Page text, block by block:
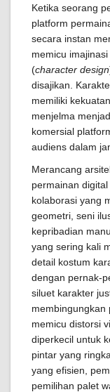
Ketika seorang
platform
secara instan
memicu
(character design
disajikan.
memiliki
menjelma
komersial
audiens dalam
Merancang
permainan
kolaborasi yang
geometri, seni
kepribadian
yang sering kali
detail kostum
dengan pernak-
siluet karakter
membingungkan
memicu distorsi
diperkecil untuk
pintar yang
yang efisien,
pemilihan palet